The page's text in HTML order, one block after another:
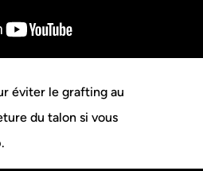
éviter le grafting au
du talon si vous